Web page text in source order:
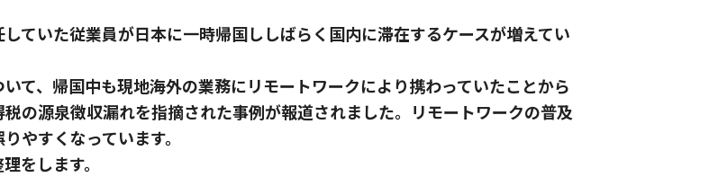
ていた従業員が日本に一時帰国ししばらく国内に滞在するケースが増えてい
て、帰国中も現地海外の業務にリモートワークにより携わっていたことから
の源泉徴収漏れを指摘された事例が報道されました。リモートワークの普及
やすくなっています。
をします。